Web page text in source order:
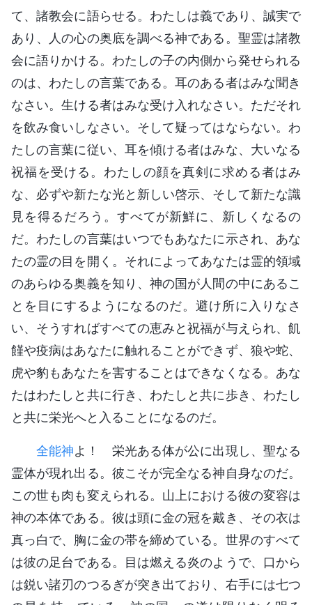
て、諸教会に語らせる。わたしは義であり、誠実で
あり、人の心の奥底を調べる神である。聖霊は諸教
会に語りかける。わたしの子の内側から発せられる
のは、わたしの言葉である。耳のある者はみな聞き
なさい。生ける者はみな受け入れなさい。ただそれ
を飲み食いしなさい。そして疑ってはならない。わ
たしの言葉に従い、耳を傾ける者はみな、大いなる
祝福を受ける。わたしの顔を真剣に求める者はみ
な、必ずや新たな光と新しい啓示、そして新たな識
見を得るだろう。すべてが新鮮に、新しくなるの
だ。わたしの言葉はいつでもあなたに示され、あな
たの霊の目を開く。それによってあなたは霊的領域
のあらゆる奥義を知り、神の国が人間の中にあるこ
とを目にするようになるのだ。避け所に入りなさ
い、そうすればすべての恵みと祝福が与えられ、飢
饉や疫病はあなたに触れることができず、狼や蛇、
虎や豹もあなたを害することはできなくなる。あな
たはわたしと共に行き、わたしと共に歩き、わたし
と共に栄光へと入ることになるのだ。
全能神よ！ 栄光ある体が公に出現し、聖なる
霊体が現れ出る。彼こそが完全なる神自身なのだ。
この世も肉も変えられる。山上における彼の変容は
神の本体である。彼は頭に金の冠を戴き、その衣は
真っ白で、胸に金の帯を締めている。世界のすべて
は彼の足台である。目は燃える炎のようで、口から
は鋭い諸刃のつるぎが突き出ており、右手には七つ